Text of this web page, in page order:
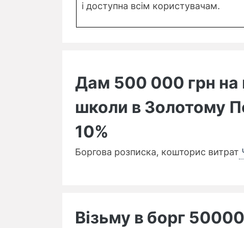
і доступна всім користувачам.
Дам 500 000 грн на
школи в Золотому
10%
Боргова розписка, кошторис витрат
Візьму в борг